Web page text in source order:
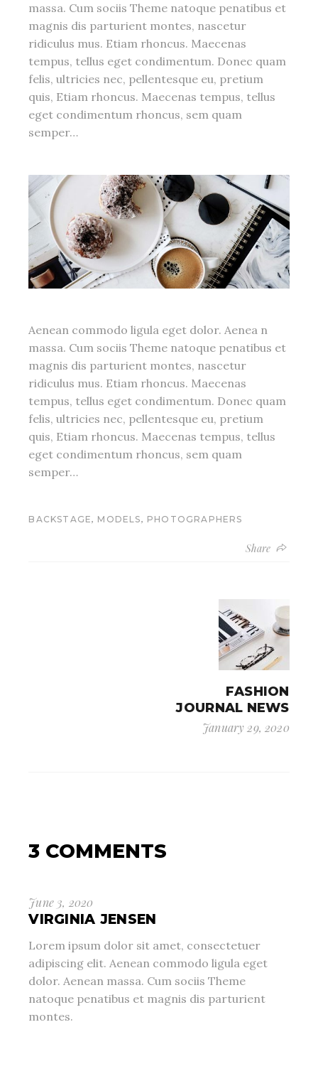
massa. Cum sociis Theme natoque penatibus et
magnis dis parturient montes, nascetur
ridiculus mus. Etiam rhoncus. Maecenas
tempus, tellus eget condimentum. Donec quam
felis, ultricies nec, pellentesque eu, pretium
quis, Etiam rhoncus. Maecenas tempus, tellus
eget condimentum rhoncus, sem quam
semper…
Aenean commodo ligula eget dolor. Aenea n
massa. Cum sociis Theme natoque penatibus et
magnis dis parturient montes, nascetur
ridiculus mus. Etiam rhoncus. Maecenas
tempus, tellus eget condimentum. Donec quam
felis, ultricies nec, pellentesque eu, pretium
quis, Etiam rhoncus. Maecenas tempus, tellus
eget condimentum rhoncus, sem quam
semper…
BACKSTAGE, MODELS, PHOTOGRAPHERS
Share
FASHION
JOURNAL NEWS
January 29, 2020
3 COMMENTS
June 3, 2020
VIRGINIA JENSEN
Lorem ipsum dolor sit amet, consectetuer
adipiscing elit. Aenean commodo ligula eget
dolor. Aenean massa. Cum sociis Theme
natoque penatibus et magnis dis parturient
montes.